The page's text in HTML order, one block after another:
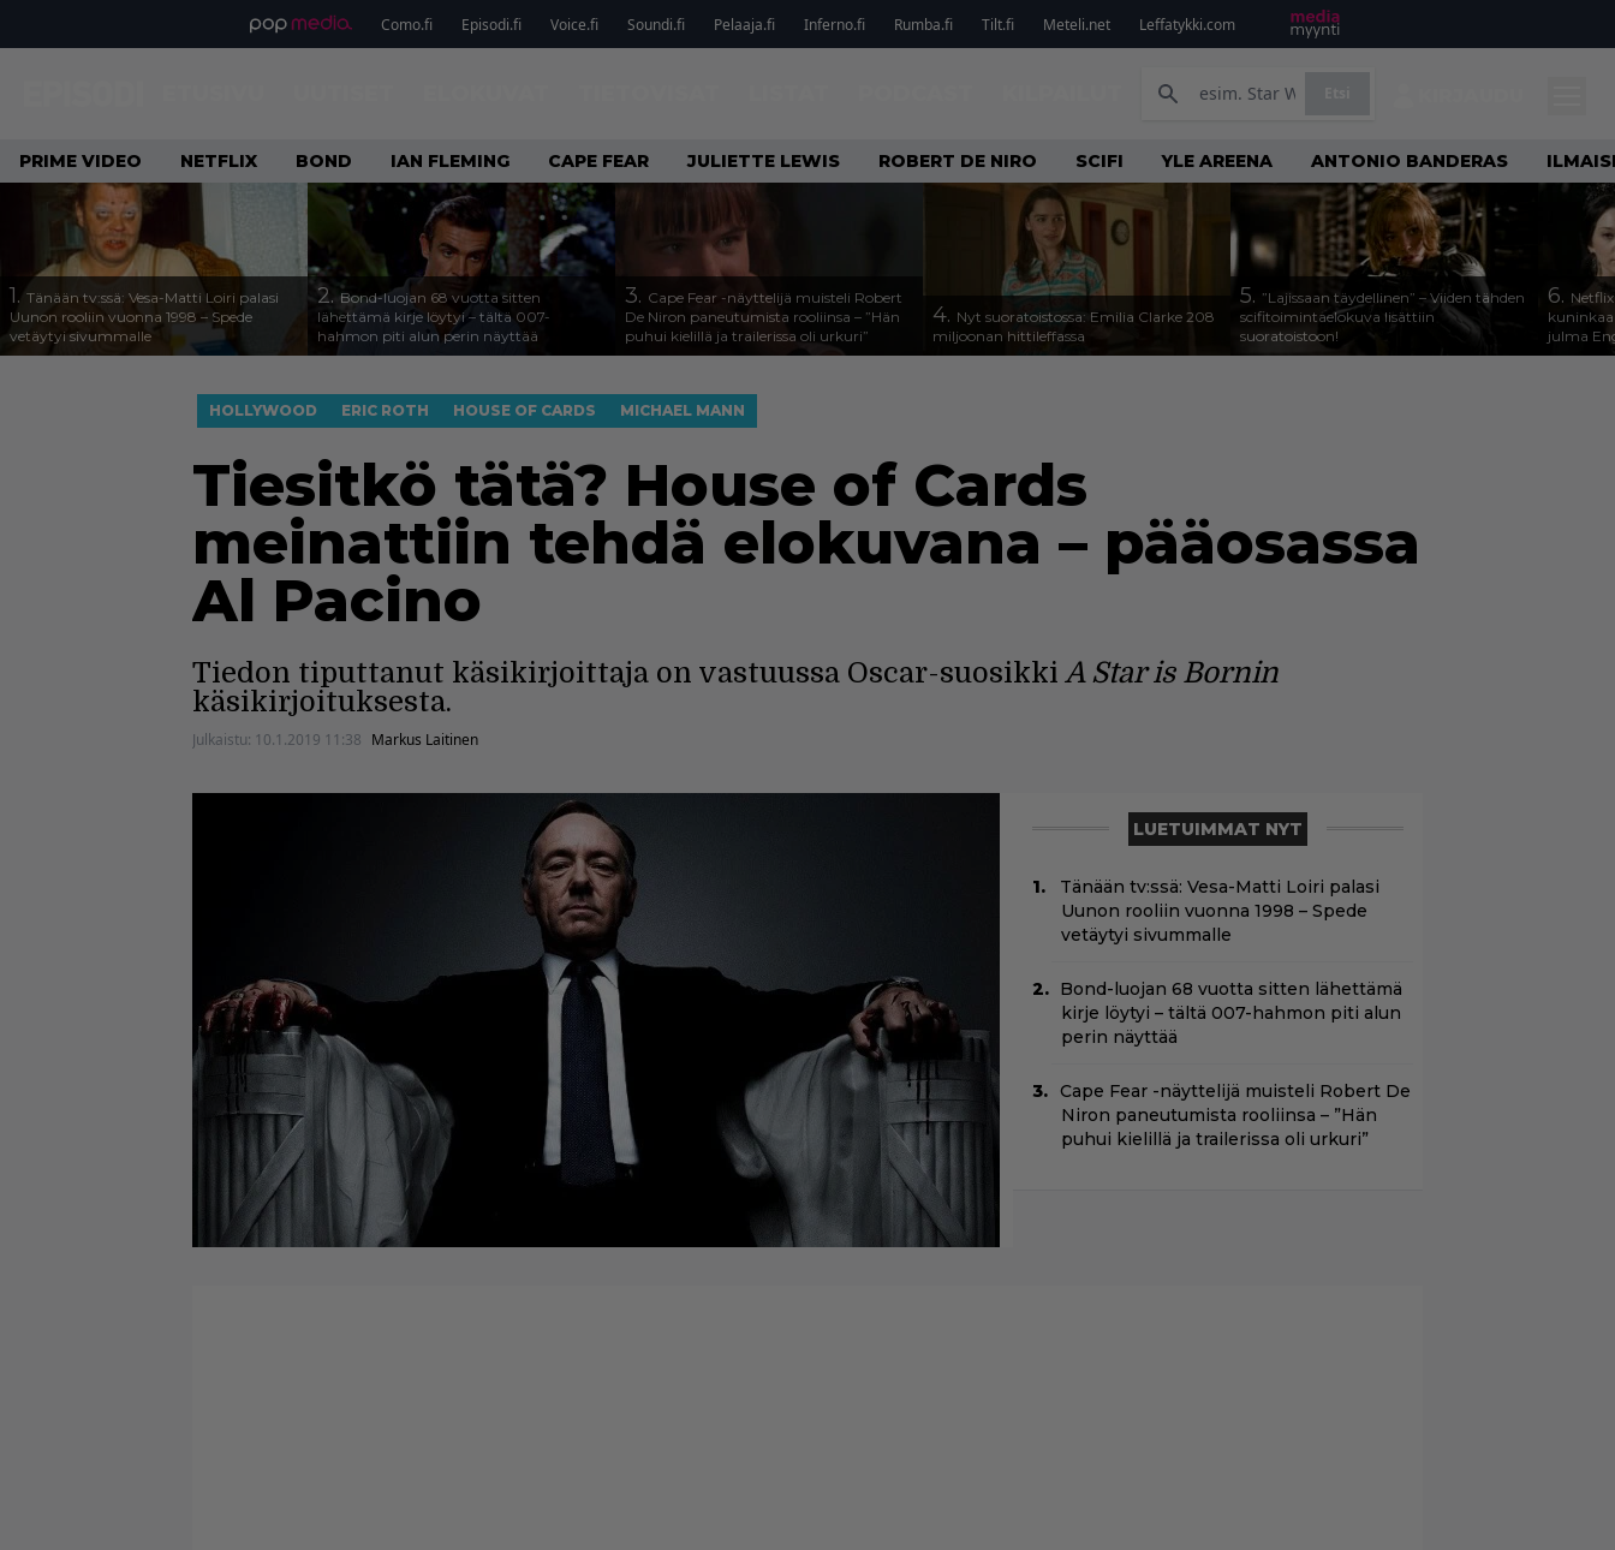
Como.fi Episodi.fi Voice.fi Soundi.fi Pelaaja.fi Inferno.fi Rumba.fi Tilt.fi Meteli.net Leffatykki.com
PRIME VIDEO NETFLIX BOND IAN FLEMING CAPE FEAR JULIETTE LEWIS ROBERT DE NIRO SCIFI YLE AREENA ANTONIO BANDERAS
1. Tänään tv:ssä: Vesa-Matti Loiri palasi
Uunon rooliin vuonna 1998 – Spede
vetäytyi sivummalle
2.Bond-luojan 68 vuotta sitten
lähettämä kirje löytyi – tältä 007-
hahmon piti alun perin näyttää
3. Cape Fear -näyttelijä muisteli Robert
De Niron paneutumista rooliinsa – ”Hän
puhui kielillä ja trailerissa oli urkuri”
4. Nyt suoratoistossa: Emilia Clarke 208
miljoonan hittileffassa
5. ”Lajissaan täydellinen” – Viiden tähden
scifitoimintaelokuva lisättiin
suoratoistoon!
6.
julma
HOLLYWOOD ERIC ROTH HOUSE OF CARDS MICHAEL MANN
Tiesitkö tätä? House of Cards
meinattiin tehdä elokuvana – pääosassa
Al Pacino
Tiedon tiputtanut käsikirjoittaja on vastuussa Oscar-suosikki A Star is Bornin
käsikirjoituksesta.
Julkaistu: 10.1.2019 11:38 Markus Laitinen
LUETUIMMAT NYT
Tänään tv:ssä: Vesa-Matti Loiri palasi
Uunon rooliin vuonna 1998 – Spede
vetäytyi sivummalle
Bond-luojan 68 vuotta sitten lähettämä
kirje löytyi – tältä 007-hahmon piti alun
perin näyttää
Cape Fear -näyttelijä muisteli Robert De
Niron paneutumista rooliinsa – ”Hän
puhui kielillä ja trailerissa oli urkuri”